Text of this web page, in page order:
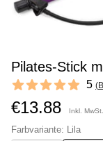
Pilates-Stick
Reviews
5 out of 5 stars 5 (
€13.88 Inkl. MwSt.
Farbvariante: Lila